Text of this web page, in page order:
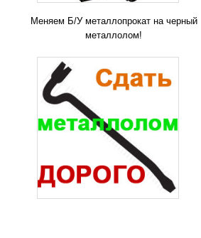
Меняем Б/У металлопрокат на черный
металлолом!